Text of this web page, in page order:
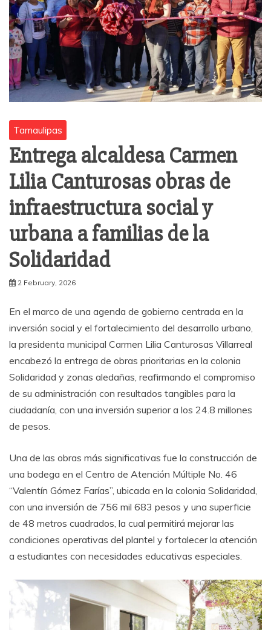
Tamaulipas
Entrega alcaldesa Carmen
Lilia Canturosas obras de
infraestructura social y
urbana a familias de la
Solidaridad
2 February, 2026
En el marco de una agenda de gobierno centrada en la
inversión social y el fortalecimiento del desarrollo urbano,
la presidenta municipal Carmen Lilia Canturosas Villarreal
encabezó la entrega de obras prioritarias en la colonia
Solidaridad y zonas aledañas, reafirmando el compromiso
de su administración con resultados tangibles para la
ciudadanía, con una inversión superior a los 24.8 millones
de pesos.
Una de las obras más significativas fue la construcción de
una bodega en el Centro de Atención Múltiple No. 46
“Valentín Gómez Farías”, ubicada en la colonia Solidaridad,
con una inversión de 756 mil 683 pesos y una superficie
de 48 metros cuadrados, la cual permitirá mejorar las
condiciones operativas del plantel y fortalecer la atención
a estudiantes con necesidades educativas especiales.